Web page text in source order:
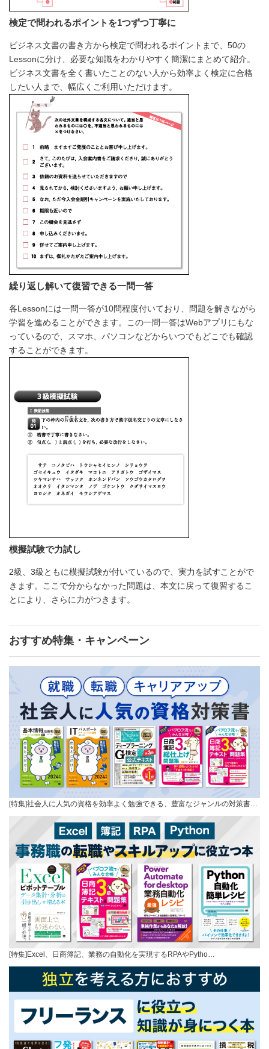
検定で問われるポイントを1つずつ丁寧に
ビジネス文書の書き方から検定で問われるポイントまで、50の
Lessonに分け、必要な知識をわかりやすく簡潔にまとめて紹介。
ビジネス文書を全く書いたことのない人から効率よく検定に合格
したい人まで、幅広くご利用いただけます。
繰り返し解いて復習できる一問一答
各Lessonには一問一答が10問程度付いており、問題を解きながら
学習を進めることができます。この一問一答はWebアプリにもな
っているので、スマホ、パソコンなどからいつでもどこでも確認
することができます。
模擬試験で力試し
2級、3級ともに模擬試験が付いているので、実力を試すことがで
きます。ここで分からなかった問題は、本文に戻って復習するこ
とにより、さらに力がつきます。
おすすめ特集・キャンペーン
[特集]社会人に人気の資格を効率よく勉強できる、豊富なジャンルの対策書…
[特集]Excel、日商簿記、業務の自動化を実現するRPAやPytho…